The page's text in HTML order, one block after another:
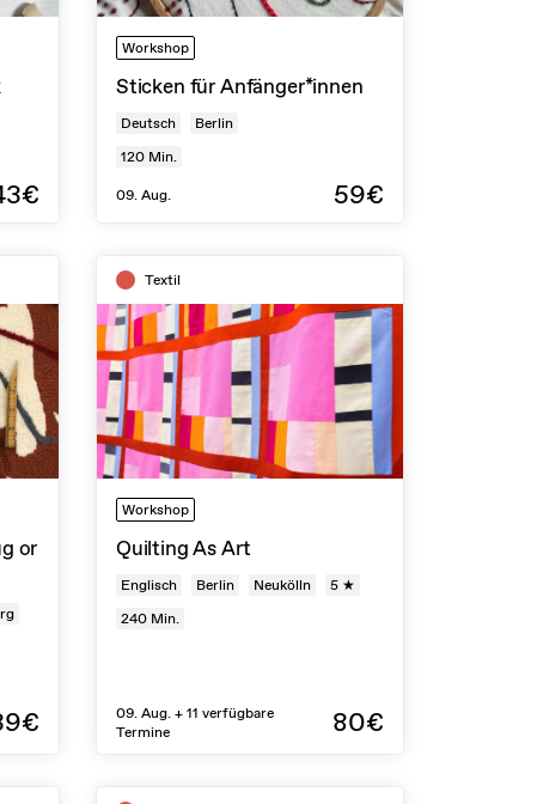
Workshop
Sticken für Anfänger*innen
Deutsch
Berlin
120 Min.
09. Aug.
59€
or
Textil
Workshop
Quilting As Art
Englisch Berlin Neukölln
5 ★
240 Min.
09. Aug. + 11 verfügbare
Termine
80€